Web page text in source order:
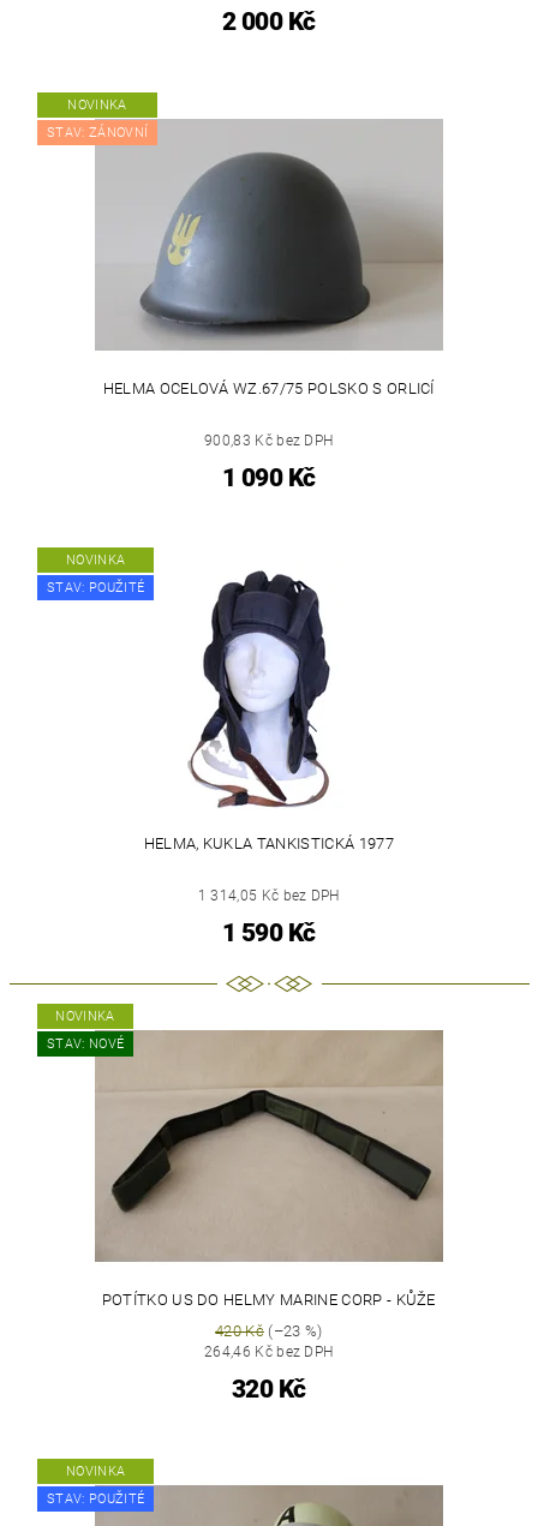
2 000 Kč
NOVINKA
STAV: ZÁNOVNÍ
HELMA OCELOVÁ WZ.67/75 POLSKO S ORLICÍ
900,83 Kč bez DPH
1 090 Kč
NOVINKA
STAV: POUŽITÉ
HELMA, KUKLA TANKISTICKÁ 1977
1 314,05 Kč bez DPH
1 590 Kč
NOVINKA
STAV: NOVÉ
POTÍTKO US DO HELMY MARINE CORP - KŮŽE
420 Kč(–23 %)
264,46 Kč bez DPH
320 Kč
NOVINKA
STAV: POUŽITÉ